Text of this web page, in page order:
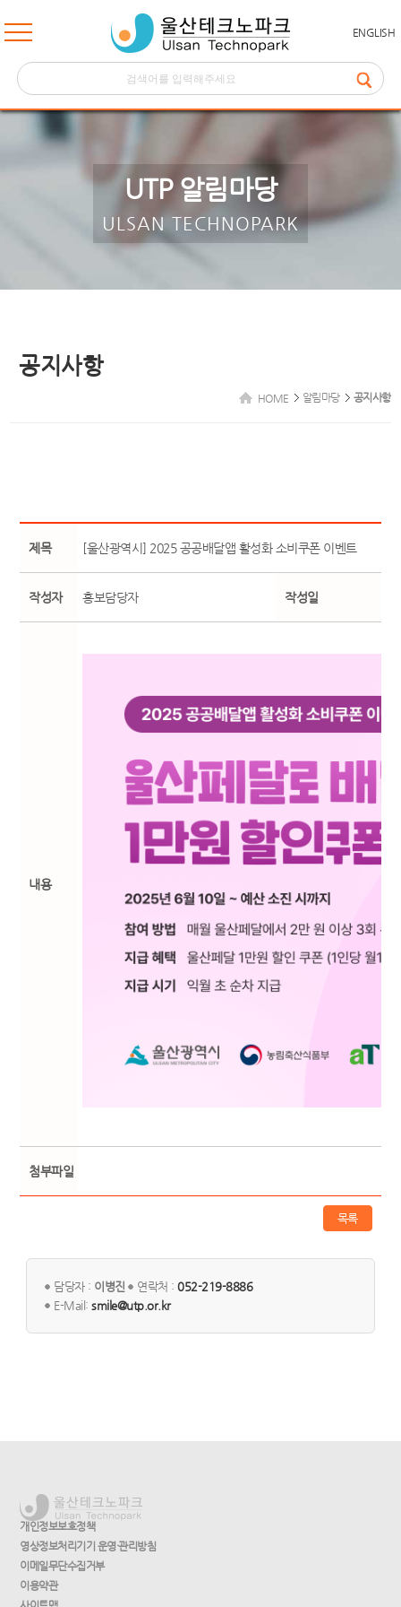
ENGLISH
UTP 알림마당
ULSAN TECHNOPARK
공지사항
HOME 알림마당 공지사항
제목 [울산광역시] 2025 공공배달앱 활성화 소비쿠폰 이벤트
작성자 홍보담당자 작성일
내용
첨부파일
목록
담당자 : 이병진 연락처 :052-219-8886
E-Mail:smile@utp.or.kr
개인정보보호정책
영상정보처리기기 운영·관리방침
이메일무단수집거부
이용약관